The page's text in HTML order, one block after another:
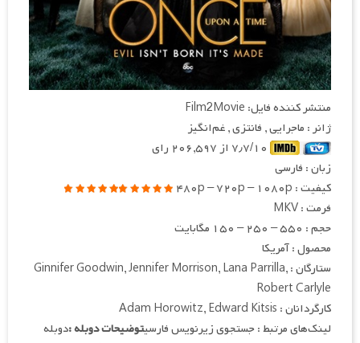
منتشر کننده فایل: Film2Movie
ژانر : ماجرایی , فانتزی , غم‌انگیز
زبان : فارسی
کیفیت : ۴۸۰p – ۷۲۰p – ۱۰۸۰p
فرمت : MKV
حجم : ۵۵۰ – ۲۵۰ – ۱۵۰ مگابایت
محصول : آمریکا
ستارگان : Ginnifer Goodwin, Jennifer Morrison, Lana Parrilla,
Robert Carlyle
کارگردانان : Adam Horowitz, Edward Kitsis
لینک‌های مرتبط : جستجوی زیرنویس فارسیتوضیحات دوبله :دوبله